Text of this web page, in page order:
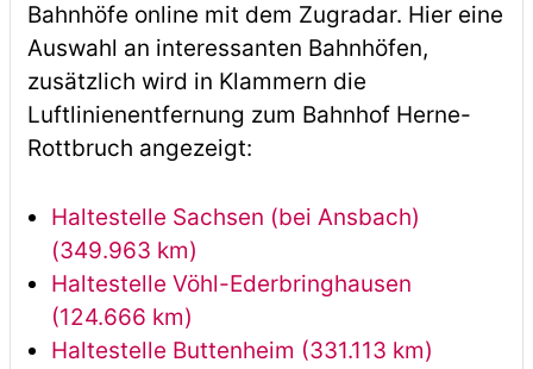
Bahnhöfe online mit dem Zugradar. Hier eine
Auswahl an interessanten Bahnhöfen,
zusätzlich wird in Klammern die
Luftlinienentfernung zum Bahnhof Herne-
Rottbruch angezeigt:
Haltestelle Sachsen (bei Ansbach)
(349.963 km)
Haltestelle Vöhl-Ederbringhausen
(124.666 km)
Haltestelle Buttenheim (331.113 km)